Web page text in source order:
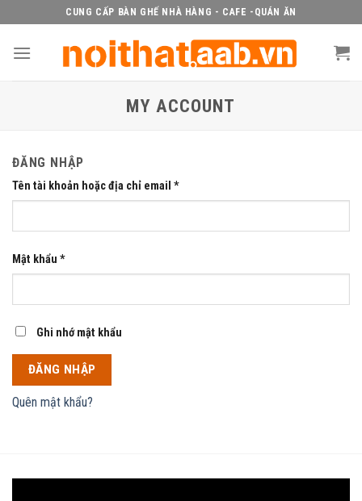
content
CUNG CẤP BÀN GHẾ NHÀ HÀNG - CAFE -QUÁN ĂN
MY ACCOUNT
ĐĂNG NHẬP
Tên tài khoản hoặc địa chỉ email *
Mật khẩu *
Ghi nhớ mật khẩu
ĐĂNG NHẬP
Quên mật khẩu?